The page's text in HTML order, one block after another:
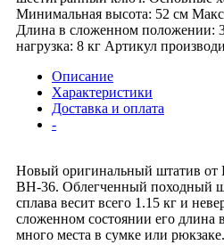
Минимальная высота: 52 см
Длина в сложенном положении:
нагрузка: 8 кг Артикул
Описание
Характеристики
Доставка и оплата
-
Новый оригинальный штатив от
BH-36. Облегченный походный
сплава весит всего 1.15 кг и
сложенном состоянии его длина
много места в сумке или